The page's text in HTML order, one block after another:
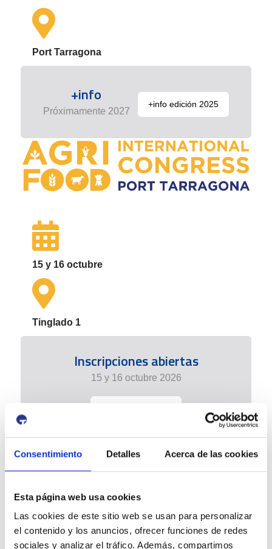
Consentimiento Detalles Acerca de las cookies
Esta página web usa cookies
Las cookies de este sitio web se usan para personalizar
el contenido y los anuncios, ofrecer funciones de redes
sociales y analizar el tráfico. Además, compartimos
Port Tarragona
+info
Próximamente 2027
+info edición 2025
15 y 16 octubre
Tinglado 1
Inscripciones abiertas
15 y 16 octubre 2026